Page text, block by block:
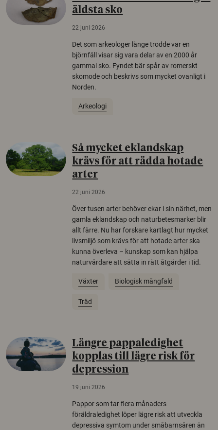
äldsta sko
22 juni 2026
Det som arkeologer länge trodde var en
björnfäll visar sig vara delar av en 2000 år
gammal sko. Fyndet bär spår av romerskt
skomode och beskrivs som mycket ovanligt i
Norden.
Arkeologi
Så mycket eklandskap
krävs för att rädda hotade
arter
22 juni 2026
Över tusen arter behöver ekar i sin närhet, men
gamla eklandskap och naturbetesmarker blir
allt färre. Nu har forskare kartlagt hur mycket
livsmiljö som krävs för att hotade arter ska
kunna överleva – kunskap som kan hjälpa
naturvårdare att sätta in rätt åtgärder i tid.
Växter Biologisk mångfald
Träd
Längre pappaledighet
kopplas till lägre risk för
depression
19 juni 2026
Pappor som tar flera månaders
föräldraledighet löper lägre risk att utveckla
depressiva symtom under småbarnsåren än